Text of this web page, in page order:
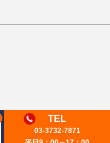
TEL
03-3732-7871